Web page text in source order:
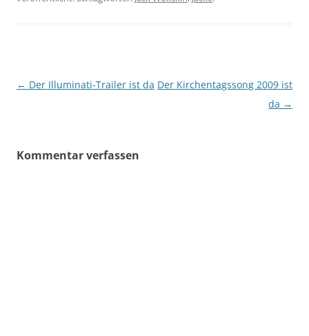
Beitragsnavigation
← Der Illuminati-Trailer ist da Der Kirchentagssong 2009 ist
da →
Kommentar verfassen